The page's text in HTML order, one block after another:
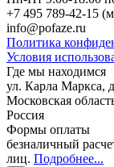
+7 495 789-42-15
info@pofaze.ru
Политика
Условия
Где мы находимся
ул. Карла Маркса,
Московская
Россия
Формы оплаты
безналичный
лиц. Подробнее...